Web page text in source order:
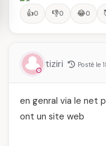
👍0 👎0 😂0
tiziri Posté le
en genral via le net
ont un site web